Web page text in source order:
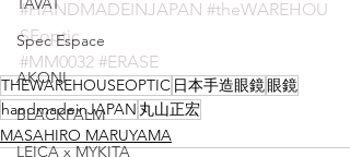
Spec Espace
AKONI
BLACKPALM
LEICA x MYKITA
#HANDMADEINJAPAN #theWAREHOU
SEoptic
#MM0032 #ERASE
THEWAREHOUSEOPTIC 日本手造眼鏡眼鏡
handmadeinJAPAN 丸山正宏
MASAHIRO MARUYAMA